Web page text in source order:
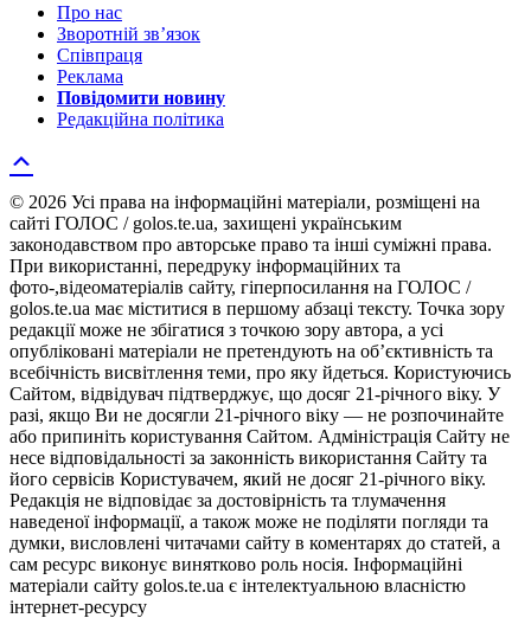
Про нас
Зворотній зв’язок
Співпраця
Реклама
Повідомити новину
Редакційна політика
© 2026 Усі права на інформаційні матеріали, розміщені на
сайті ГОЛОС / golos.te.ua, захищені українським
законодавством про авторське право та інші суміжні права.
При використанні, передруку інформаційних та
фото-,відеоматеріалів сайту, гіперпосилання на ГОЛОС /
golos.te.ua має міститися в першому абзаці тексту. Точка зору
редакції може не збігатися з точкою зору автора, а усі
опубліковані матеріали не претендують на об’єктивність та
всебічність висвітлення теми, про яку йдеться. Користуючись
Сайтом, відвідувач підтверджує, що досяг 21-річного віку. У
разі, якщо Ви не досягли 21-річного віку — не розпочинайте
або припиніть користування Сайтом. Адміністрація Сайту не
несе відповідальності за законність використання Сайту та
його сервісів Користувачем, який не досяг 21-річного віку.
Редакція не відповідає за достовірність та тлумачення
наведеної інформації, а також може не поділяти погляди та
думки, висловлені читачами сайту в коментарях до статей, а
сам ресурс виконує винятково роль носія. Інформаційні
матеріали сайту golos.te.ua є інтелектуальною власністю
інтернет-ресурсу